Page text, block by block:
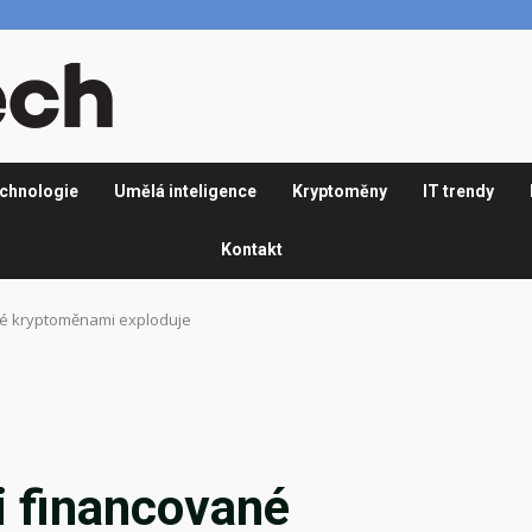
Umělá inteligence Kryptoměny IT trendy
Kontakt
kryptoměnami exploduje
financované